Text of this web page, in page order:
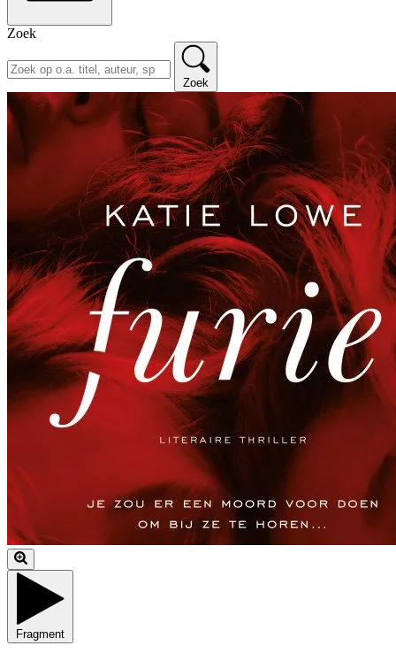
Zoek
Zoek
Fragment